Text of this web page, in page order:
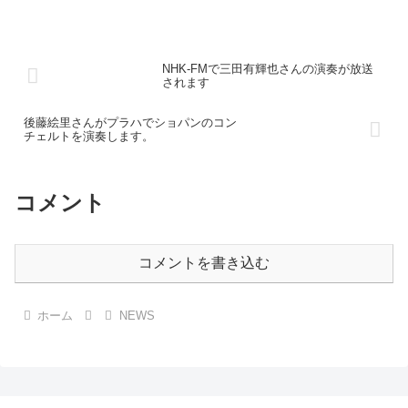
NHK-FMで三田有輝也さんの演奏が放送
されます
後藤絵里さんがプラハでショパンのコン
チェルトを演奏します。
コメント
コメントを書き込む
ホーム NEWS